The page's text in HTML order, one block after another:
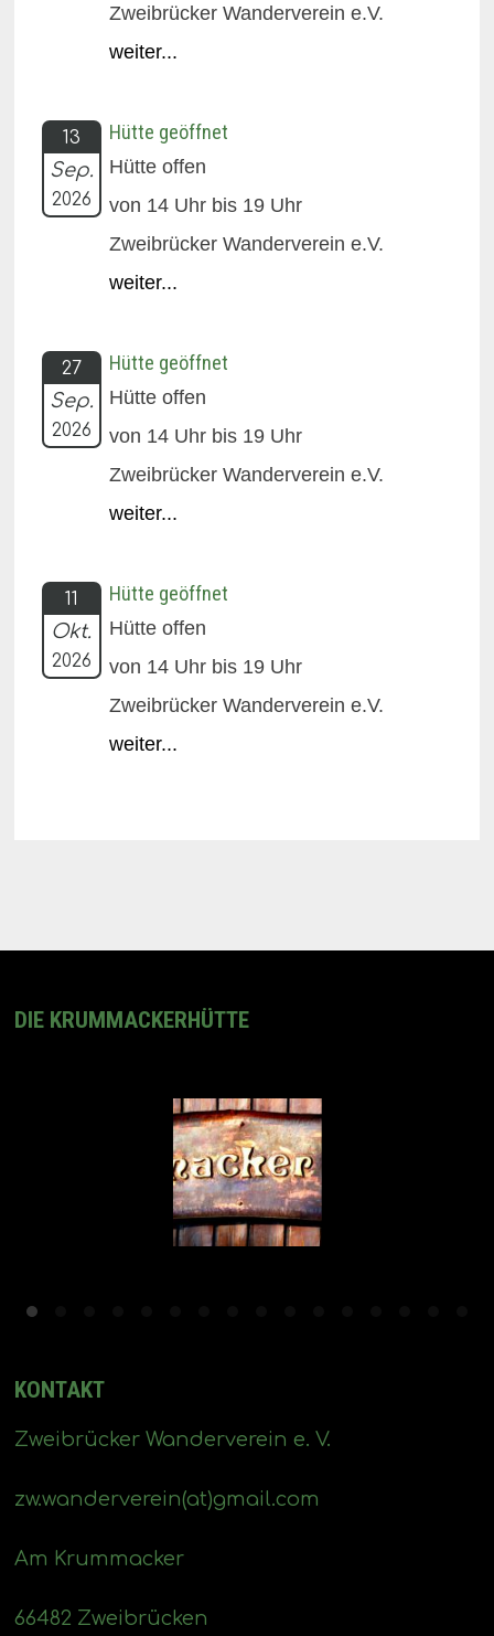
Zweibrücker Wanderverein e.V.
weiter...
13
Sep.
2026
Hütte geöffnet
Hütte offen
von 14 Uhr bis 19 Uhr
Zweibrücker Wanderverein e.V.
weiter...
27
Sep.
2026
Hütte geöffnet
Hütte offen
von 14 Uhr bis 19 Uhr
Zweibrücker Wanderverein e.V.
weiter...
11
Okt.
2026
Hütte geöffnet
Hütte offen
von 14 Uhr bis 19 Uhr
Zweibrücker Wanderverein e.V.
weiter...
DIE KRUMMACKERHÜTTE
KONTAKT
Zweibrücker Wanderverein e. V.
zw.wanderverein(at)gmail.com
Am Krummacker
66482 Zweibrücken